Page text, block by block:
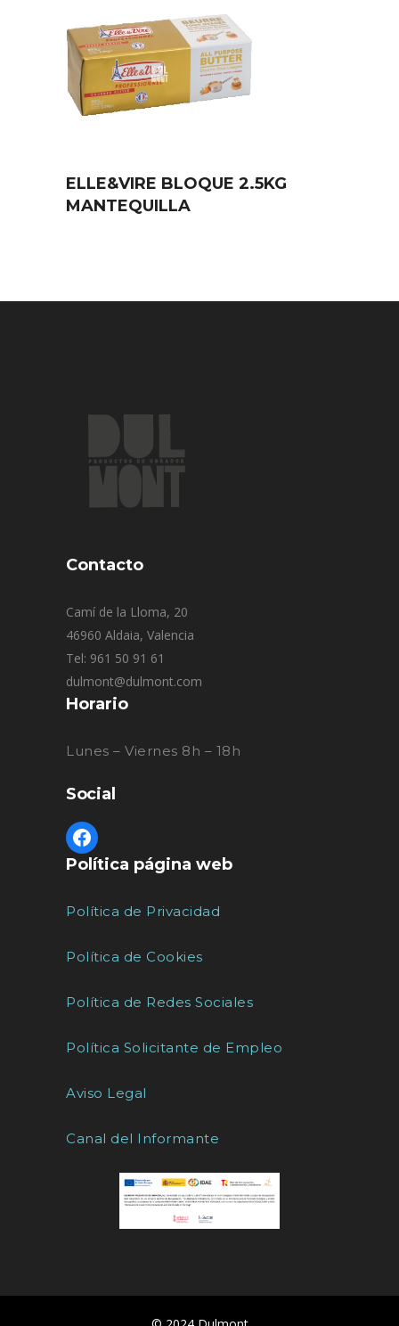
ELLE&VIRE BLOQUE 2.5KG
MANTEQUILLA
Contacto
Camí de la Lloma, 20
46960 Aldaia, Valencia
Tel: 961 50 91 61
dulmont@dulmont.com
Horario
Lunes – Viernes 8h – 18h
Social
Política página web
Política de Privacidad
Política de Cookies
Política de Redes Sociales
Política Solicitante de Empleo
Aviso Legal
Canal del Informante